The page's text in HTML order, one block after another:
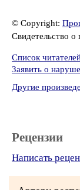
© Copyright:
Свидетельство
Список
Заявить о
Другие
Рецензии
Написать